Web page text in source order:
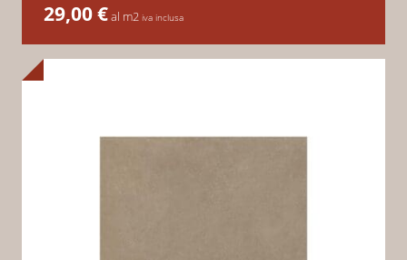
29,00€al m2 iva inclusa